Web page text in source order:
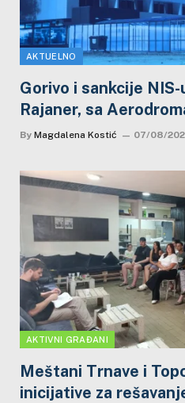
AKTUELNO
Gorivo i sankcije NIS-
Rajaner, sa
By Magdalena Kostić 07/08/
AKTIVNI GRAĐANI
Meštani Trnave i
inicijative za